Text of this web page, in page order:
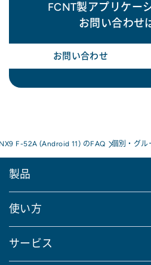
FCNT製アプリケー
お問い合わせ
お問い合わせ
F-52A (Android 11) のFAQ 個別・グル
製品
使い方
サービス